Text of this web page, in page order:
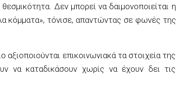
Δεν μπορεί να δαιμονοποιείται η
κόμματα», τόνισε, απαντώντας σε φωνές της
επικοινωνιακά τα στοιχεία της
να καταδικάσουν χωρίς να έχουν δει τις